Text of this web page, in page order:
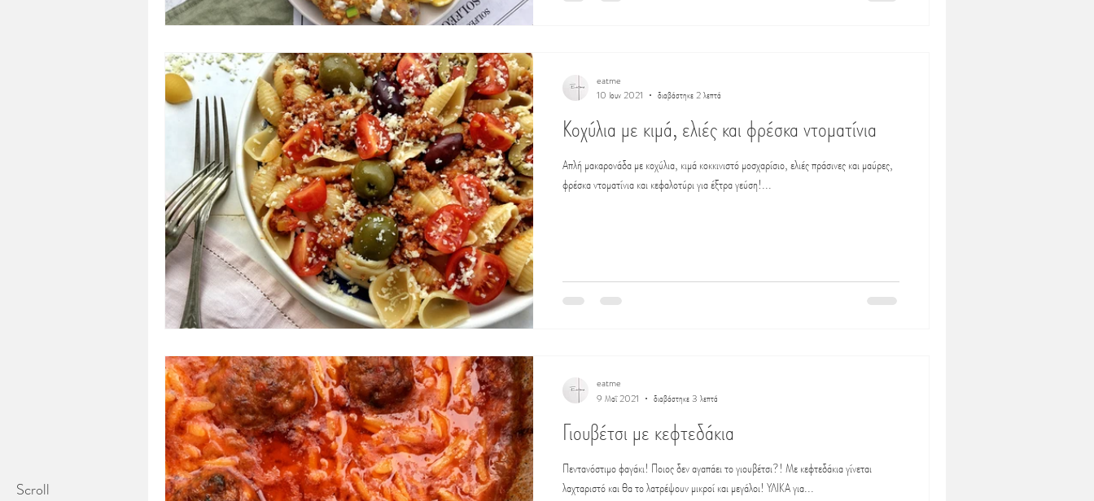
Scroll
Κοχύλια με κιμά, ελιές και φρέσκα ντοματίνια
Απλή μακαρονάδα με κοχύλια, κιμά κοκκινιστό μοσχαρίσιο, ελιές πράσινες και μαύρες,
φρέσκα ντοματίνια και κεφαλοτύρι για έξτρα γεύση!...
eatme
10 Ιουν 2021
διαβάστηκε 2 λεπτά
Γιουβέτσι με κεφτεδάκια
Πεντανόστιμο φαγάκι! Ποιος δεν αγαπάει το γιουβέτσι?! Με κεφτεδάκια γίνεται
λαχταριστό και θα το λατρέψουν μικροί και μεγάλοι! ΥΛΙΚΑ για...
eatme
9 Μαΐ 2021
διαβάστηκε 3 λεπτά